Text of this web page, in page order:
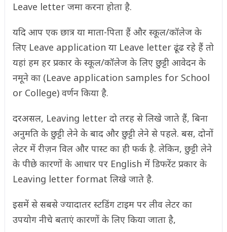
Leave letter जमा करना होता है.
यदि आप एक छात्र या माता-पिता हैं और स्कूल/कॉलेज के
लिए Leave application या Leave letter ढूंढ रहे हैं तो
यहां हम हर प्रकार के स्कूल/कॉलेज के लिए छुट्टी आवेदन के
नमूने का (Leave application samples for School
or College) वर्णन किया है.
दरअसल, Leaving letter दो तरह से लिखे जाते हैं, बिना
अनुमति के छुट्टी लेने के बाद और छुट्टी लेने से पहले. बस, दोनों
लेटर में रीज़न विल और पास्ट का ही फर्क है. लेकिन, छुट्टी लेने
के पीछे कारणों के आधार पर English में डिफरेंट प्रकार के
Leaving letter format लिखे जाते है.
इसमें से सबसे ज्यादातर स्टडिंग टाइम पर लीव लेटर का
उपयोग नीचे बताएं कारणों के लिए किया जाता है,